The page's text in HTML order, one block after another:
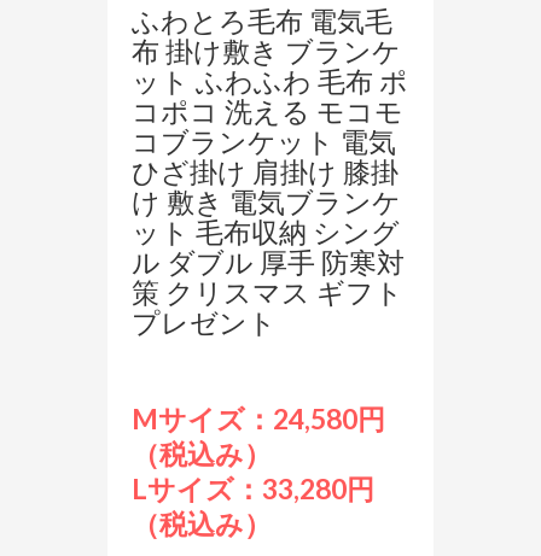
ふわとろ毛布 電気毛
布 掛け敷き ブランケ
ット ふわふわ 毛布 ポ
コポコ 洗える モコモ
コブランケット 電気
ひざ掛け 肩掛け 膝掛
け 敷き 電気ブランケ
ット 毛布収納 シング
ル ダブル 厚手 防寒対
策 クリスマス ギフト
プレゼント
Mサイズ：24,580円
（税込み）
Lサイズ：33,280円
（税込み）